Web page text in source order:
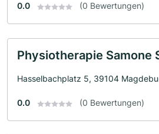
0.0 (0 Bewertungen)
Physiotherapie Samone
Hasselbachplatz 5, 39104
0.0 (0 Bewertungen)